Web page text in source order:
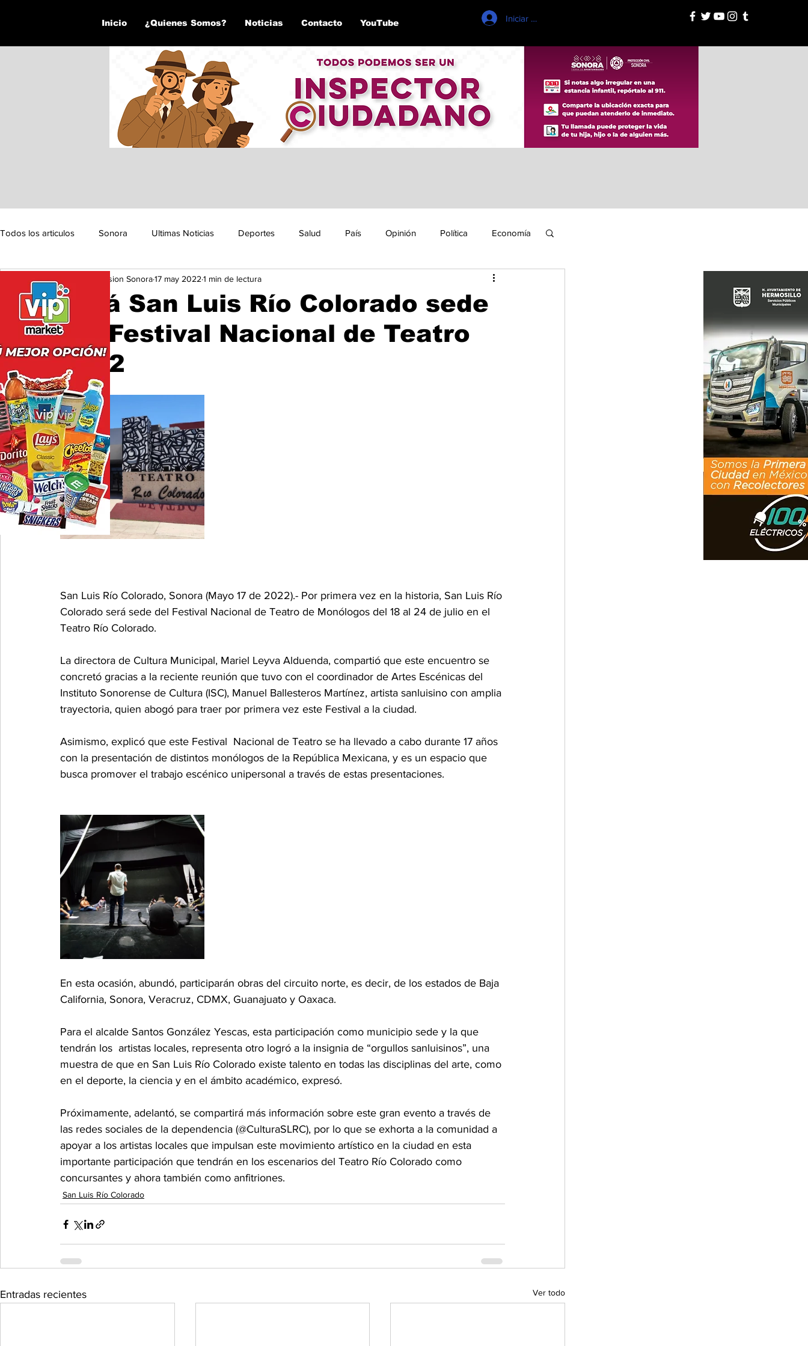
Inicio ¿Quienes Somos? Noticias Contacto YouTube Iniciar sesión
Todos los articulos Sonora Ultimas Noticias Deportes Salud País Opinión Política Economía
Seguridad Educación y Cultura San Luis Río Colorado
Será San Luis Río Colorado sede
del Festival Nacional de Teatro
2022
Expresion Sonora17 may 2022 1 min de lectura
San Luis Río Colorado, Sonora (Mayo 17 de 2022).- Por primera vez en la historia, San Luis Río
Colorado será sede del Festival Nacional de Teatro de Monólogos del 18 al 24 de julio en el
Teatro Río Colorado.
La directora de Cultura Municipal, Mariel Leyva Alduenda, compartió que este encuentro se
concretó gracias a la reciente reunión que tuvo con el coordinador de Artes Escénicas del
Instituto Sonorense de Cultura (ISC), Manuel Ballesteros Martínez, artista sanluisino con amplia
trayectoria, quien abogó para traer por primera vez este Festival a la ciudad.
Asimismo, explicó que este Festival  Nacional de Teatro se ha llevado a cabo durante 17 años
con la presentación de distintos monólogos de la República Mexicana, y es un espacio que
busca promover el trabajo escénico unipersonal a través de estas presentaciones.
En esta ocasión, abundó, participarán obras del circuito norte, es decir, de los estados de Baja
California, Sonora, Veracruz, CDMX, Guanajuato y Oaxaca.
Para el alcalde Santos González Yescas, esta participación como municipio sede y la que
tendrán los  artistas locales, representa otro logró a la insignia de “orgullos sanluisinos”, una
muestra de que en San Luis Río Colorado existe talento en todas las disciplinas del arte, como
en el deporte, la ciencia y en el ámbito académico, expresó.
Próximamente, adelantó, se compartirá más información sobre este gran evento a través de
las redes sociales de la dependencia (@CulturaSLRC), por lo que se exhorta a la comunidad a
apoyar a los artistas locales que impulsan este movimiento artístico en la ciudad en esta
importante participación que tendrán en los escenarios del Teatro Río Colorado como
concursantes y ahora también como anfitriones.
San Luis Río Colorado
Entradas recientes Ver todo